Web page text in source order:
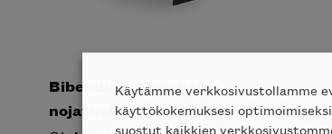
Bibendum Armchair
nojatuoli
Käytämme verkkosivustollamme
käyttökokemuksesi
suostut kaikkien